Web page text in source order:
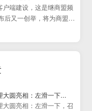
户端建设，这是继商盟频
后又一创举，将为商盟频
大圆亮相：左滑一下...
大圆亮相：左滑一下，召